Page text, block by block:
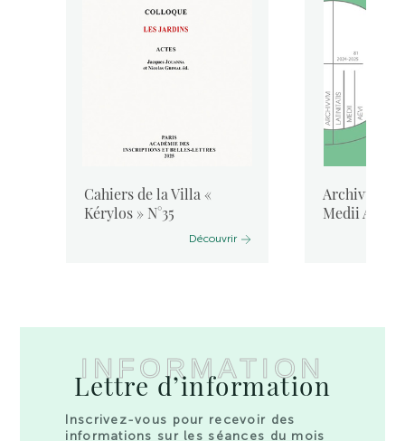
Cahiers de la Villa «
Kérylos » N°35
Découvrir
Archivum
Medii Aevi,
INFORMATION
Lettre d’information
Inscrivez-vous pour recevoir des
informations sur les séances du mois